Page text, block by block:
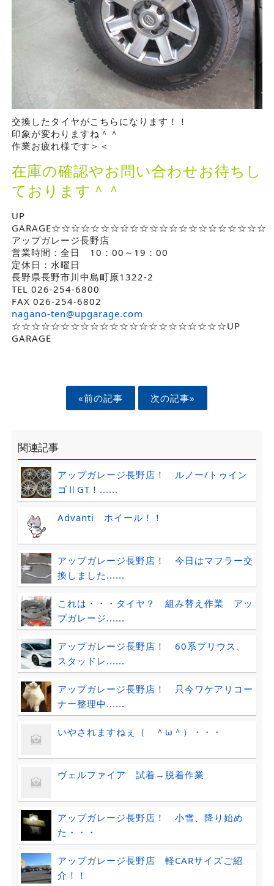
交換したタイヤがこちらになります！！
印象が変わりますね＾＾
作業お疲れ様です＞＜
在庫の確認やお問い合わせお待ちし
ております＾＾
UP
GARAGE☆☆☆☆☆☆☆☆☆☆☆☆☆☆☆☆☆☆☆☆☆☆
アップガレージ長野店
営業時間：全日 10：00～19：00
定休日：水曜日
長野県長野市川中島町原1322-2
TEL 026-254-6800
FAX 026-254-6802
nagano-ten@upgarage.com
☆☆☆☆☆☆☆☆☆☆☆☆☆☆☆☆☆☆☆☆☆☆UP
GARAGE
«前の記事 次の記事»
関連記事
アップガレージ長野店！ ルノー/トゥイン
ゴⅡGT！......
Advanti ホイール！！
アップガレージ長野店！ 今日はマフラー交
換しました......
これは・・・タイヤ？ 組み替え作業 アッ
プガレージ......
アップガレージ長野店！ 60系プリウス、
スタッドレ......
アップガレージ長野店！ 只今ワケアリコー
ナー整理中......
いやされますねぇ（ ＾ω＾）・・・
ヴェルファイア 試着→脱着作業
アップガレージ長野店！ 小雪、降り始め
た・・・
アップガレージ長野店 軽CARサイズご紹
介！！